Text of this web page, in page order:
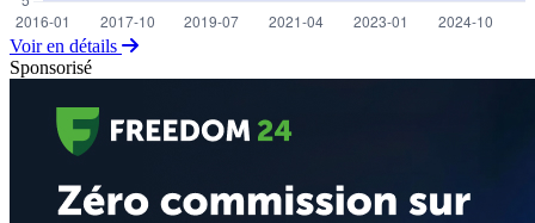
Voir en détails
Sponsorisé